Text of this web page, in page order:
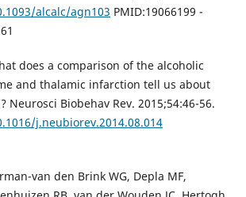
alcalc/agn103 PMID:19066199 -
does a comparison of the alcoholic
and thalamic infarction tell us about
Neurosci Biobehav Rev. 2015;54:46-56.
j.neubiorev.2014.08.014
van den Brink WG, Depla MF,